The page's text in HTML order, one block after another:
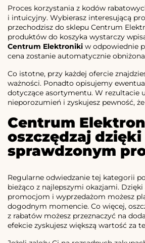
Proces korzystania z kodów
i intuicyjny. Wybierasz interesującą
przechodzisz do sklepu Centrum
produktów do koszyka wystarczy
Centrum Elektroniki w odpowiednie
cena zostanie automatycznie
Co istotne, przy każdej ofercie
ważności. Ponadto opisujemy
dotyczące asortymentu. W rezultacie
nieporozumień i zyskujesz pewność,
Centrum
oszczędzaj dzięki
sprawdzonym
Regularne odwiedzanie tej kategorii
bieżąco z najlepszymi okazjami.
promocjom i wyprzedażom możesz
dogodnym momencie. Co więcej,
z rabatów możesz przeznaczyć na
efekcie zyskujesz większą wartość za